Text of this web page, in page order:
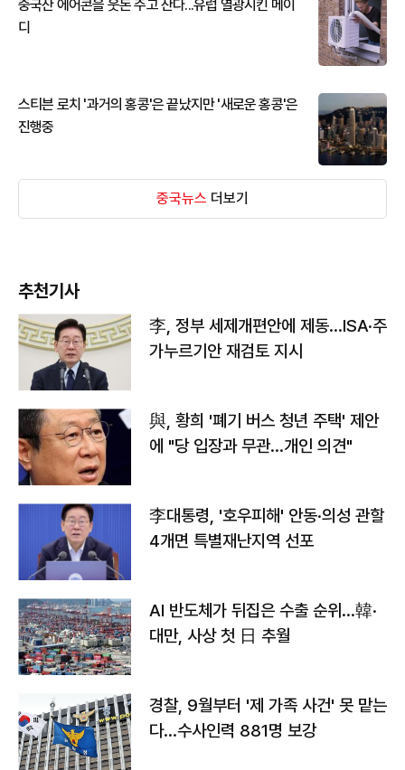
중국산 에어콘을 웃돈 주고 산다...유럽 열광시킨 메이
디
스티븐 로치 '과거의 홍콩'은 끝났지만 '새로운 홍콩'은
진행중
중국뉴스 더보기
추천기사
李, 정부 세제개편안에 제동…ISA·주
가누르기안 재검토 지시
與, 황희 '폐기 버스 청년 주택' 제안
에 "당 입장과 무관…개인 의견"
李대통령, '호우피해' 안동·의성 관할
4개면 특별재난지역 선포
AI 반도체가 뒤집은 수출 순위…韓·
대만, 사상 첫 日 추월
경찰, 9월부터 '제 가족 사건' 못 맡는
다…수사인력 881명 보강